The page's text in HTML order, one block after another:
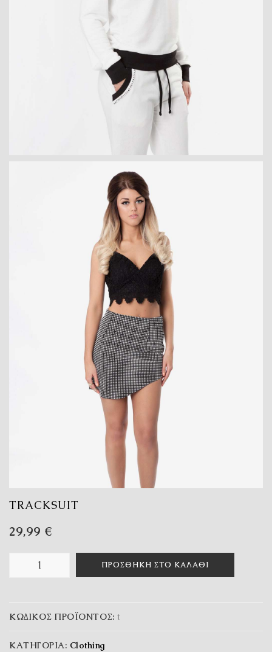
TRACKSUIT
29,99 €
ΠΡΟΣΘΉΚΗ ΣΤΟ ΚΑΛΆΘΙ
ΚΩΔΙΚΌΣ ΠΡΟΪΌΝΤΟΣ: t
ΚΑΤΗΓΟΡΊΑ: Clothing